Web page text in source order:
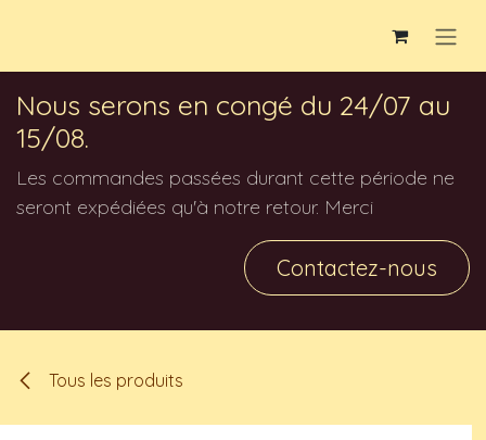
Nous serons en congé du 24/07 au
15/08.
Les commandes passées durant cette période ne
seront expédiées qu'à notre retour. Merci
Contactez-nous
Tous les produits